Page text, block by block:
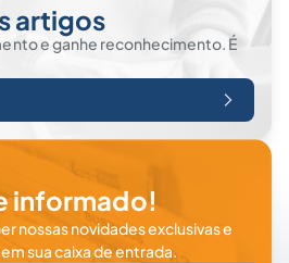
artigos
e ganhe reconhecimento. É
informado!
nossas novidades exclusivas e
sua caixa de entrada.